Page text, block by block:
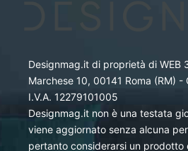
Designmag.it di proprietà di WEB
Marchese 10, 00141 Roma (RM)
I.V.A. 12279101005
Designmag.it non è una testata
viene aggiornato senza alcuna
pertanto considerarsi un prodotto